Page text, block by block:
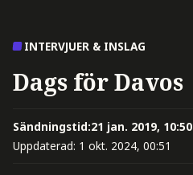
INTERVJUER & INSLAG
Dags för Davos
Sändningstid:21 jan. 2019, 10:50
Uppdaterad: 1 okt. 2024, 00:51